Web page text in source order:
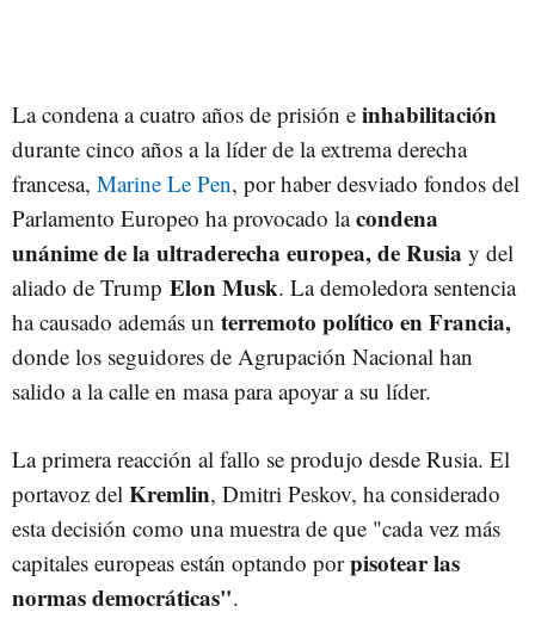
La condena a cuatro años de prisión e inhabilitación
durante cinco años a la líder de la extrema derecha
francesa, Marine Le Pen, por haber desviado fondos del
Parlamento Europeo ha provocado lacondena
unánime de la ultraderecha europea, de Rusia y del
aliado de Trump Elon Musk. La demoledora sentencia
ha causado además un terremoto político en Francia,
donde los seguidores de Agrupación Nacional han
salido a la calle en masa para apoyar a su líder.
La primera reacción al fallo se produjo desde Rusia. El
portavoz del Kremlin, Dmitri Peskov, ha considerado
esta decisión como una muestra de que "cada vez más
capitales europeas están optando porpisotear las
normas democráticas".